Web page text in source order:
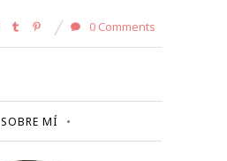
0 Comments
SOBRE MÍ